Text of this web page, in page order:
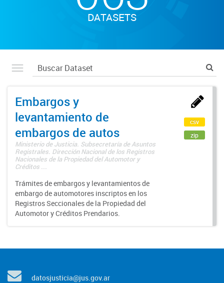
DATASETS
Embargos y
levantamiento de
embargos de autos
Ministerio de Justicia. Subsecretaría de Asuntos
Registrales. Dirección Nacional de los Registros
Nacionales de la Propiedad del Automotor y
Créditos ...
Trámites de embargos y levantamientos de
embargo de automotores inscriptos en los
Registros Seccionales de la Propiedad del
Automotor y Créditos Prendarios.
csv
zip
datosjusticia@jus.gov.ar